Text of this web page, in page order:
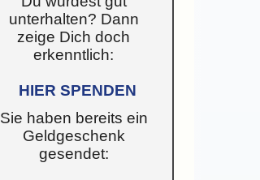
unterhalten? Dann
zeige Dich doch
erkenntlich:
HIER SPENDEN
Sie haben bereits ein
Geldgeschenk
gesendet: